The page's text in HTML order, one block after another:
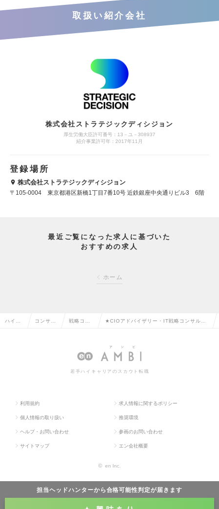
取扱い紹介会社
株式会社ストラテジックディシジョン
厚生労働大臣許可番号：13－ユ－308937
紹介事業許可年：2017年11月
登録場所
株式会社ストラテジックディシジョン
〒105-0004 東京都港区新橋1丁目7番10号 近鉄銀座中央通りビル3 6階
最近ご覧になった求人に基づいた
おすすめの求人
ホーム
担当ヘッドハンターから合格可能性判定が届きます
ハイク コンサル 戦略コン
トの転職
★CIOアドバイザリー・IT戦略コンサルタ
職率7%以下の求人情報
若手ハイキャリアのスカウト転職
利用規約 求人情報に関するポリシー
個人情報の取り扱い 推奨環境
ヘルプ・お問い合わせ 参画のお問い合わせ
サイトマップ エン会社概要
© en Inc.